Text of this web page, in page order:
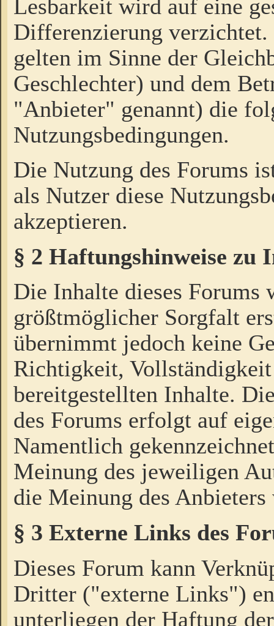
Lesbarkeit wird auf eine
Differenzierung
gelten im Sinne der
Geschlechter) und dem
"Anbieter" genannt) die
Nutzungsbedingungen.
Die Nutzung des Forums
als Nutzer diese
akzeptieren.
§ 2 Haftungshinweise zu
Die Inhalte dieses Forums
größtmöglicher Sorgfalt
übernimmt jedoch keine
Richtigkeit,
bereitgestellten Inhalte.
des Forums erfolgt auf
Namentlich
Meinung des jeweiligen
die Meinung des Anbieters
§ 3 Externe Links des
Dieses Forum kann
Dritter ("externe Links")
unterliegen der Haftung